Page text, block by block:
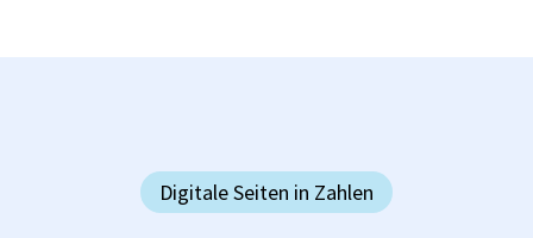
Digitale Seiten in Zahlen